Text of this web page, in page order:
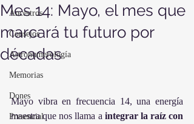
Ancestros
Consejos
Astronumerología
Memorias
Dones
Presencial
Mes 14: Mayo, el mes que
marcará tu futuro por
décadas
Mayo vibra en frecuencia 14, una energía
maestra que nos llama a integrar la raíz con